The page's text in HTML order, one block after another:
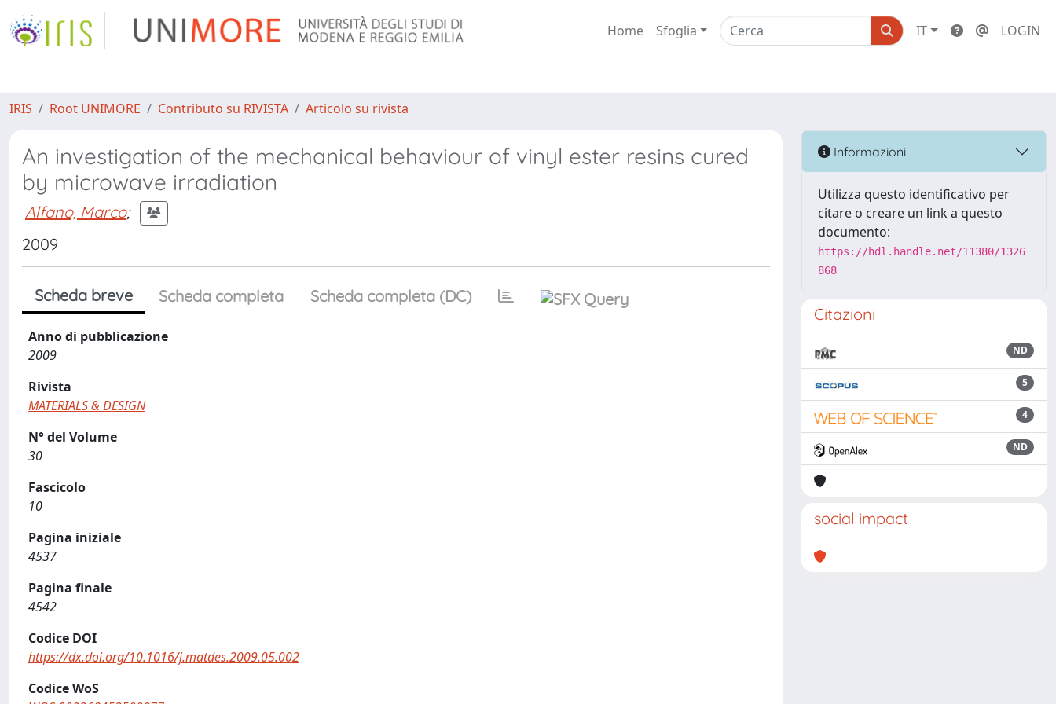
Home Sfoglia IT LOGIN
IRIS Root UNIMORE Contributo su RIVISTA Articolo su rivista
An investigation of the mechanical behaviour of vinyl ester resins cured
by microwave irradiation
Alfano, Marco;
2009
Scheda breve Scheda completa Scheda completa (DC)
Anno di pubblicazione
2009
Rivista
MATERIALS & DESIGN
N° del Volume
30
Fascicolo
10
Pagina iniziale
4537
Pagina finale
4542
Codice DOI
https://dx.doi.org/10.1016/j.matdes.2009.05.002
Codice WoS
Informazioni
Utilizza questo identificativo per
citare o creare un link a questo
documento:
https://hdl.handle.net/11380/1326
868
Citazioni
ND
5
4
ND
social impact